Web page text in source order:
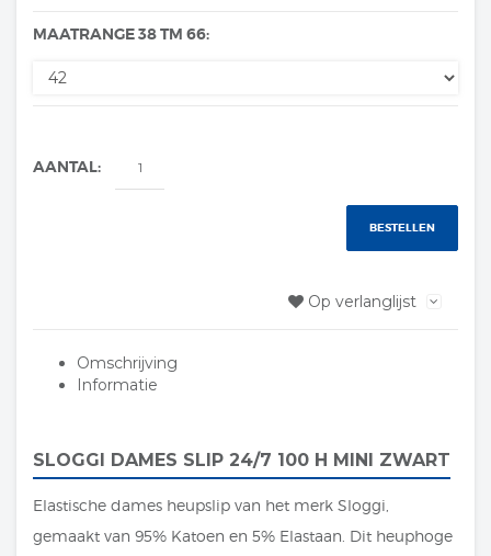
MAATRANGE 38 TM 66:
AANTAL:
BESTELLEN
Op verlanglijst
Omschrijving
Informatie
SLOGGI DAMES SLIP 24/7 100 H MINI ZWART
Elastische dames heupslip van het merk Sloggi,
gemaakt van 95% Katoen en 5% Elastaan. Dit heuphoge